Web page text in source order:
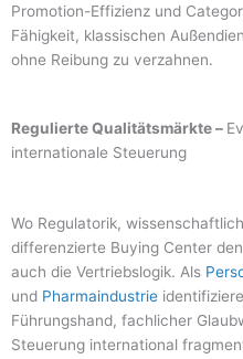
Promotion-Effizienz und
Fähigkeit, klassischen
ohne Reibung zu verzahnen.
Regulierte Qualitätsmärkte –
internationale Steuerung
Wo Regulatorik,
differenzierte Buying Center
auch die Vertriebslogik. Als
und Pharmaindustrie
Führungshand, fachlicher
Steuerung international